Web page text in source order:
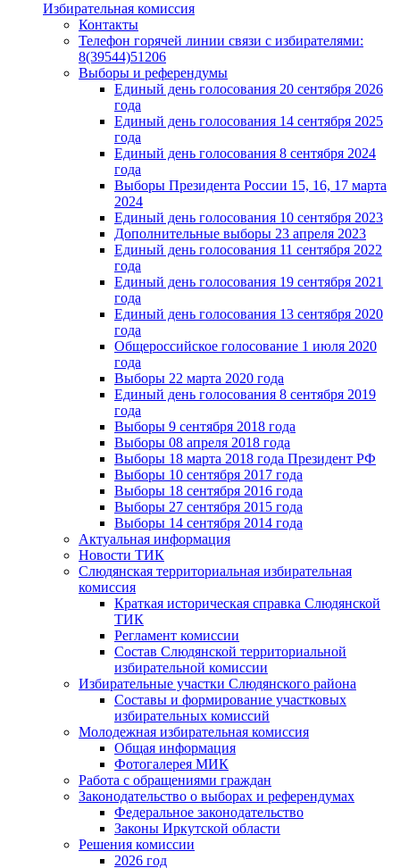
Избирательная комиссия
Контакты
Телефон горячей линии связи с избирателями:
8(39544)51206
Выборы и референдумы
Единый день голосования 20 сентября 2026
года
Единый день голосования 14 сентября 2025
года
Единый день голосования 8 сентября 2024
года
Выборы Президента России 15, 16, 17 марта
2024
Единый день голосования 10 сентября 2023
Дополнительные выборы 23 апреля 2023
Единый день голосования 11 сентября 2022
года
Единый день голосования 19 сентября 2021
года
Единый день голосования 13 сентября 2020
года
Общероссийское голосование 1 июля 2020
года
Выборы 22 марта 2020 года
Единый день голосования 8 сентября 2019
года
Выборы 9 сентября 2018 года
Выборы 08 апреля 2018 года
Выборы 18 марта 2018 года Президент РФ
Выборы 10 сентября 2017 года
Выборы 18 сентября 2016 года
Выборы 27 сентября 2015 года
Выборы 14 сентября 2014 года
Актуальная информация
Новости ТИК
Слюдянская территориальная избирательная
комиссия
Краткая историческая справка Слюдянской
ТИК
Регламент комиссии
Состав Слюдянской территориальной
избирательной комиссии
Избирательные участки Слюдянского района
Составы и формирование участковых
избирательных комиссий
Молодежная избирательная комиссия
Общая информация
Фотогалерея МИК
Работа с обращениями граждан
Законодательство о выборах и референдумах
Федеральное законодательство
Законы Иркутской области
Решения комиссии
2026 год